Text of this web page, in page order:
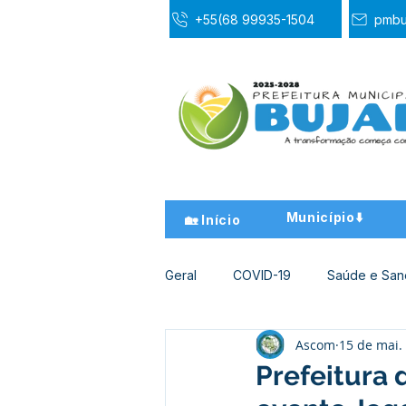
+55(68 99935-1504
🏡 Início Município⬇️
Geral COVID-19 Saúde e
Desporto Cultura e Lazer
Prefeitura
Ascom 15 de mai.